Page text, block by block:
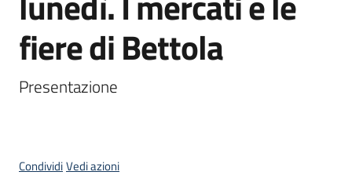
Leggi
Atti
Bandi
Progetti
fiere di Bettola
Presentazione
CondividiVedi azioni